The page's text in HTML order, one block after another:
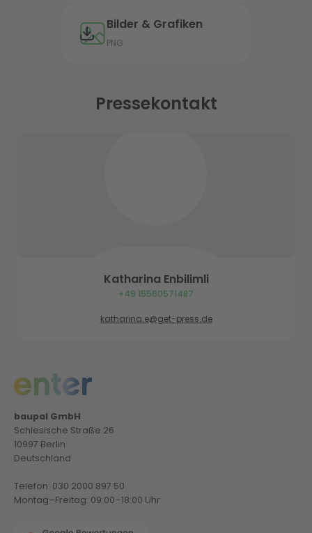
Bilder & Grafiken
PNG
Pressekontakt
Katharina Enbilimli
+49 15560571487
katharina.e@get-press.de
baupal GmbH
Schlesische Straße 26
10997 Berlin
Deutschland
Telefon: 030 2000 897 50
Montag–Freitag: 09:00–18:00 Uhr